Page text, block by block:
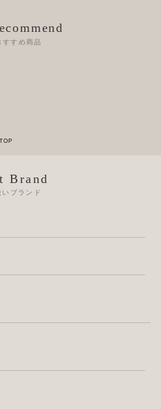
すめ商品
Brand
いブランド